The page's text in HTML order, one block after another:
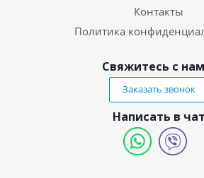
Контакты
Политика
Свяжитесь с
Заказать звонок
Написать в чат